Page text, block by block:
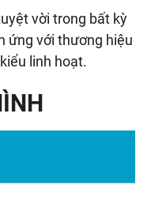
vời trong bất kỳ
ứng với thương hiệu
linh hoạt.